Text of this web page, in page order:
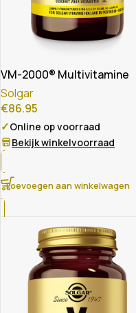
VM-2000® Multivitamine
Solgar
€86.95
✓Online op voorraad
Bekijk winkelvoorraad
Toevoegen aan winkelwagen